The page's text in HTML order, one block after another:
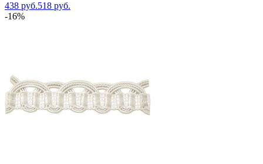
438 руб.518 руб.
-16%